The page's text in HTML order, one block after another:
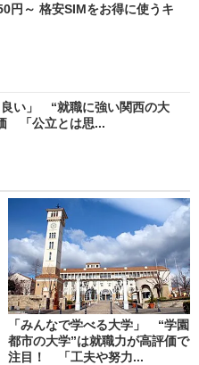
円～ 格安SIMをお得に使うキ
良い」 “就職に強い関西の大
「公立とは思...
「みんなで学べる大学」 “学園
都市の大学”は就職力が高評価で
注目！ 「工夫や努力...